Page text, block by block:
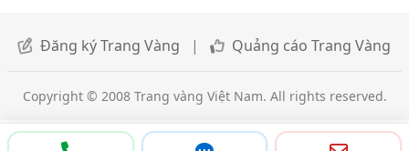
Đăng ký Trang Vàng | Quảng cáo Trang Vàng
Copyright © 2008 Trang vàng Việt Nam. All rights reserved.